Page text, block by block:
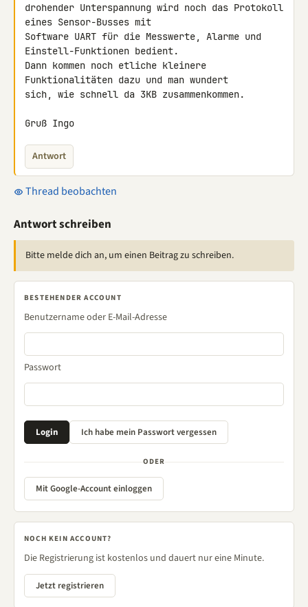
drohender Unterspannung wird noch das Protokoll
eines Sensor-Busses mit
Software UART für die Messwerte, Alarme und
Einstell-Funktionen bedient.
Dann kommen noch etliche kleinere
Funktionalitäten dazu und man wundert
sich, wie schnell da 3KB zusammenkommen.
Gruß Ingo
Antwort
Thread beobachten
Antwort schreiben
Bitte melde dich an, um einen Beitrag zu schreiben.
BESTEHENDER ACCOUNT
Benutzername oder E-Mail-Adresse
Passwort
ODER
Mit Google-Account einloggen
NOCH KEIN ACCOUNT?
Die Registrierung ist kostenlos und dauert nur eine Minute.
Jetzt registrieren